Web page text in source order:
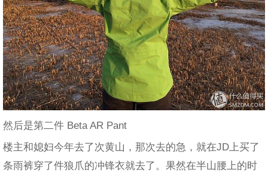
然后是第二件 Beta AR Pant
楼主和媳妇今年去了次黄山，那次去的急，就在JD上买了
条雨裤穿了件狼爪的冲锋衣就去了。果然在半山腰上的时